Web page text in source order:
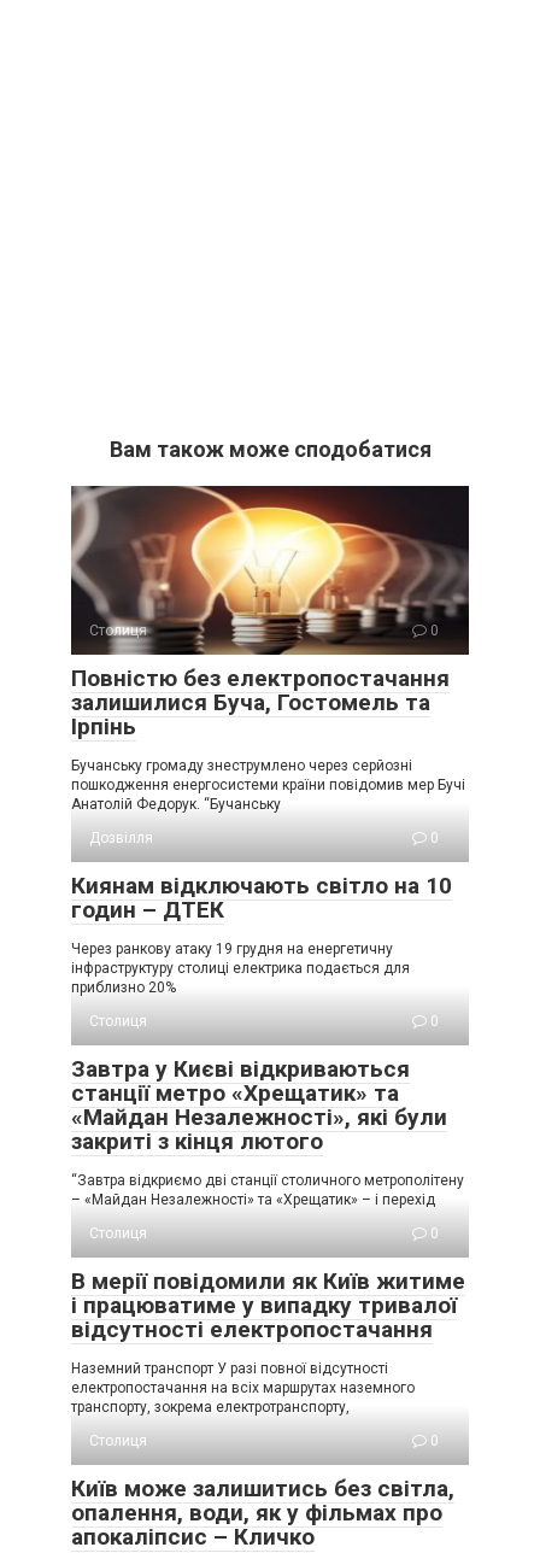
Вам також може сподобатися
Столиця 0
Повністю без електропостачання
залишилися Буча, Гостомель та
Ірпінь
Бучанську громаду знеструмлено через серйозні
пошкодження енергосистеми країни повідомив мер Бучі
Анатолій Федорук. “Бучанську
Дозвілля
0
Киянам відключають світло на 10
годин – ДТЕК
Через ранкову атаку 19 грудня на енергетичну
інфраструктуру столиці електрика подається для
приблизно 20%
Столиця
0
Завтра у Києві відкриваються
станції метро «Хрещатик» та
«Майдан Незалежності», які були
закриті з кінця лютого
“Завтра відкриємо дві станції столичного метрополітену
– «Майдан Незалежності» та «Хрещатик» – і перехід
Столиця
0
В мерії повідомили як Київ житиме
і працюватиме у випадку тривалої
відсутності електропостачання
Наземний транспорт У разі повної відсутності
електропостачання на всіх маршрутах наземного
транспорту, зокрема електротранспорту,
Столиця
0
Київ може залишитись без світла,
опалення, води, як у фільмах про
апокаліпсис – Кличко